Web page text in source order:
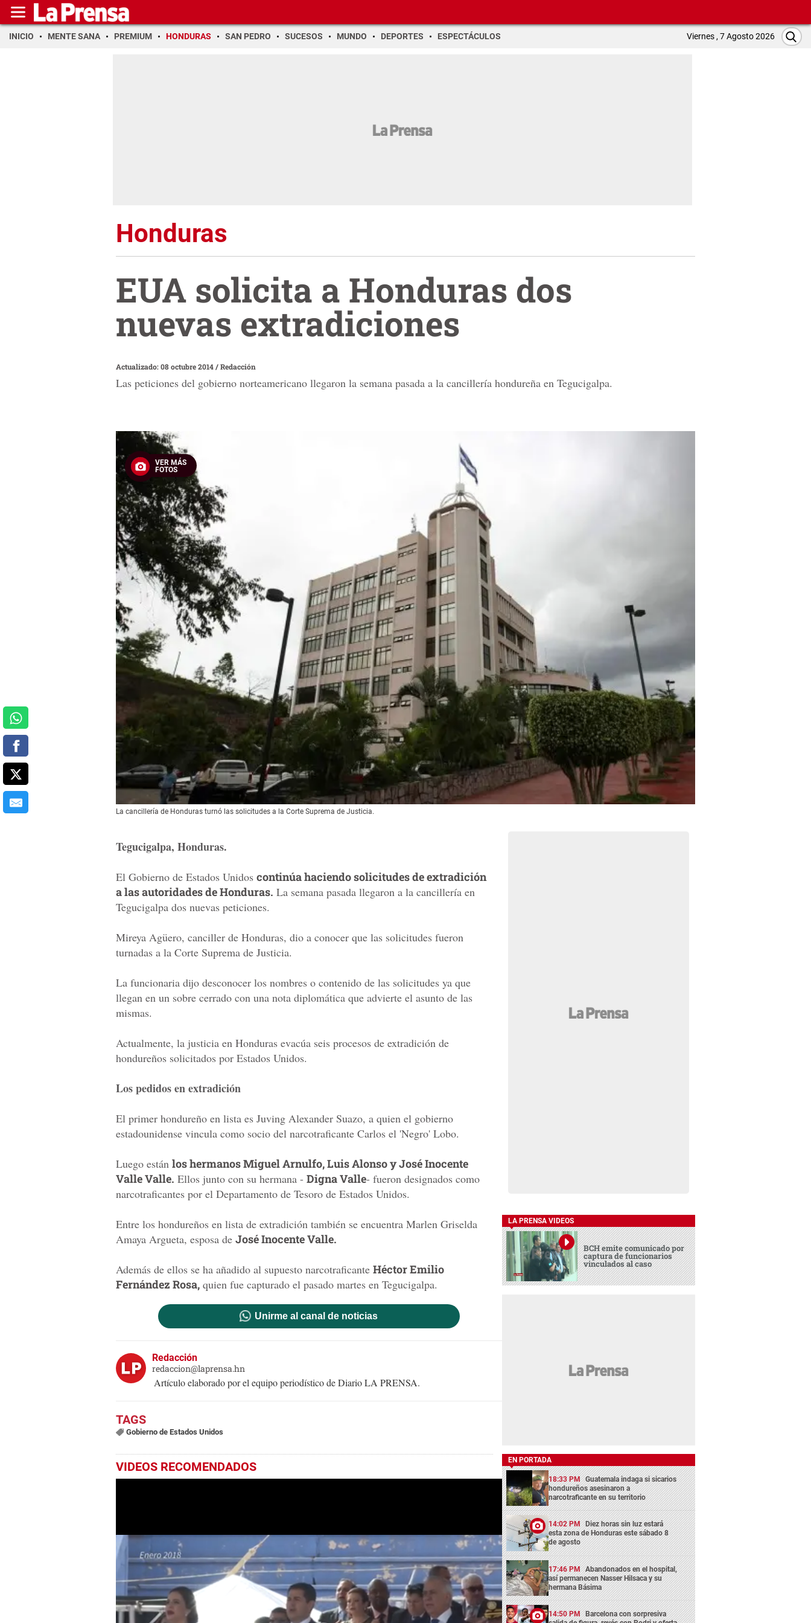
INICIO MENTE SANA PREMIUM HONDURAS SAN PEDRO SUCESOS MUNDO DEPORTES ESPECTÁCULOS Viernes , 7 Agosto 2026
Honduras
EUA solicita a Honduras dos
nuevas extradiciones
Actualizado: 08 octubre 2014/Redacción
Las peticiones del gobierno norteamericano llegaron la semana pasada a la cancillería hondureña en Tegucigalpa.
VER MÁS
FOTOS
La cancillería de Honduras turnó las solicitudes a la Corte Suprema de Justicia.
Tegucigalpa, Honduras.
El Gobierno de Estados Unidos continúa haciendo solicitudes de extradición
a las autoridades de Honduras. La semana pasada llegaron a la cancillería en
Tegucigalpa dos nuevas peticiones.
Mireya Agüero, canciller de Honduras, dio a conocer que las solicitudes fueron
turnadas a la Corte Suprema de Justicia.
La funcionaria dijo desconocer los nombres o contenido de las solicitudes ya que
llegan en un sobre cerrado con una nota diplomática que advierte el asunto de las
mismas.
Actualmente, la justicia en Honduras evacúa seis procesos de extradición de
hondureños solicitados por Estados Unidos.
Los pedidos en extradición
El primer hondureño en lista es Juving Alexander Suazo, a quien el gobierno
estadounidense vincula como socio del narcotraficante Carlos el 'Negro' Lobo.
Luego están los hermanos Miguel Arnulfo, Luis Alonso y José Inocente
Valle Valle. Ellos junto con su hermana - Digna Valle- fueron designados como
narcotraficantes por el Departamento de Tesoro de Estados Unidos.
Entre los hondureños en lista de extradición también se encuentra Marlen Griselda
Amaya Argueta, esposa de José Inocente Valle.
Además de ellos se ha añadido al supuesto narcotraficante Héctor Emilio
Fernández Rosa, quien fue capturado el pasado martes en Tegucigalpa.
Unirme al canal de noticias
Redacción
redaccion@laprensa.hn
Artículo elaborado por el equipo periodístico de Diario LA PRENSA.
Gobierno de Estados Unidos
VIDEOS RECOMENDADOS
LA PRENSA VIDEOS
BCH emite comunicado por
captura de funcionarios
vinculados al caso
EN PORTADA
18:33 PM Guatemala indaga si sicarios
hondureños asesinaron a
narcotraficante en su territorio
14:02 PM Diez horas sin luz estará
esta zona de Honduras este sábado 8
de agosto
17:46 PM Abandonados en el hospital,
así permanecen Nasser Hilsaca y su
hermana Básima
14:50 PM Barcelona con sorpresiva